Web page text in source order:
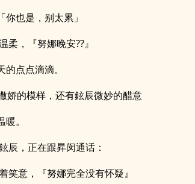
你也是，别太累」
柔，『努娜晚安??』
点点滴滴。
娇的模样，还有鉉辰微妙的醋意
。
辰，正在跟昇闵通话：
笑意，『努娜完全没有怀疑』